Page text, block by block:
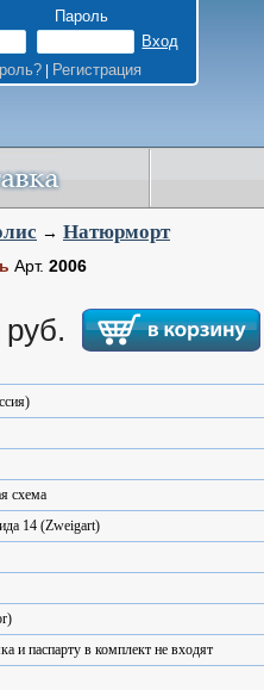
Пароль
| Регистрация
→ Натюрморт
Арт. 2006
схема
14 (Zweigart)
и паспарту в комплект не входят